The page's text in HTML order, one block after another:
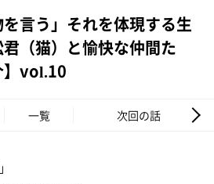
を言う」それを体現する生
（猫）と愉快な仲間た
】vol.10
一覧 次回の話